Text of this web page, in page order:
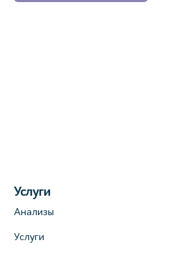
Услуги
Анализы
Услуги